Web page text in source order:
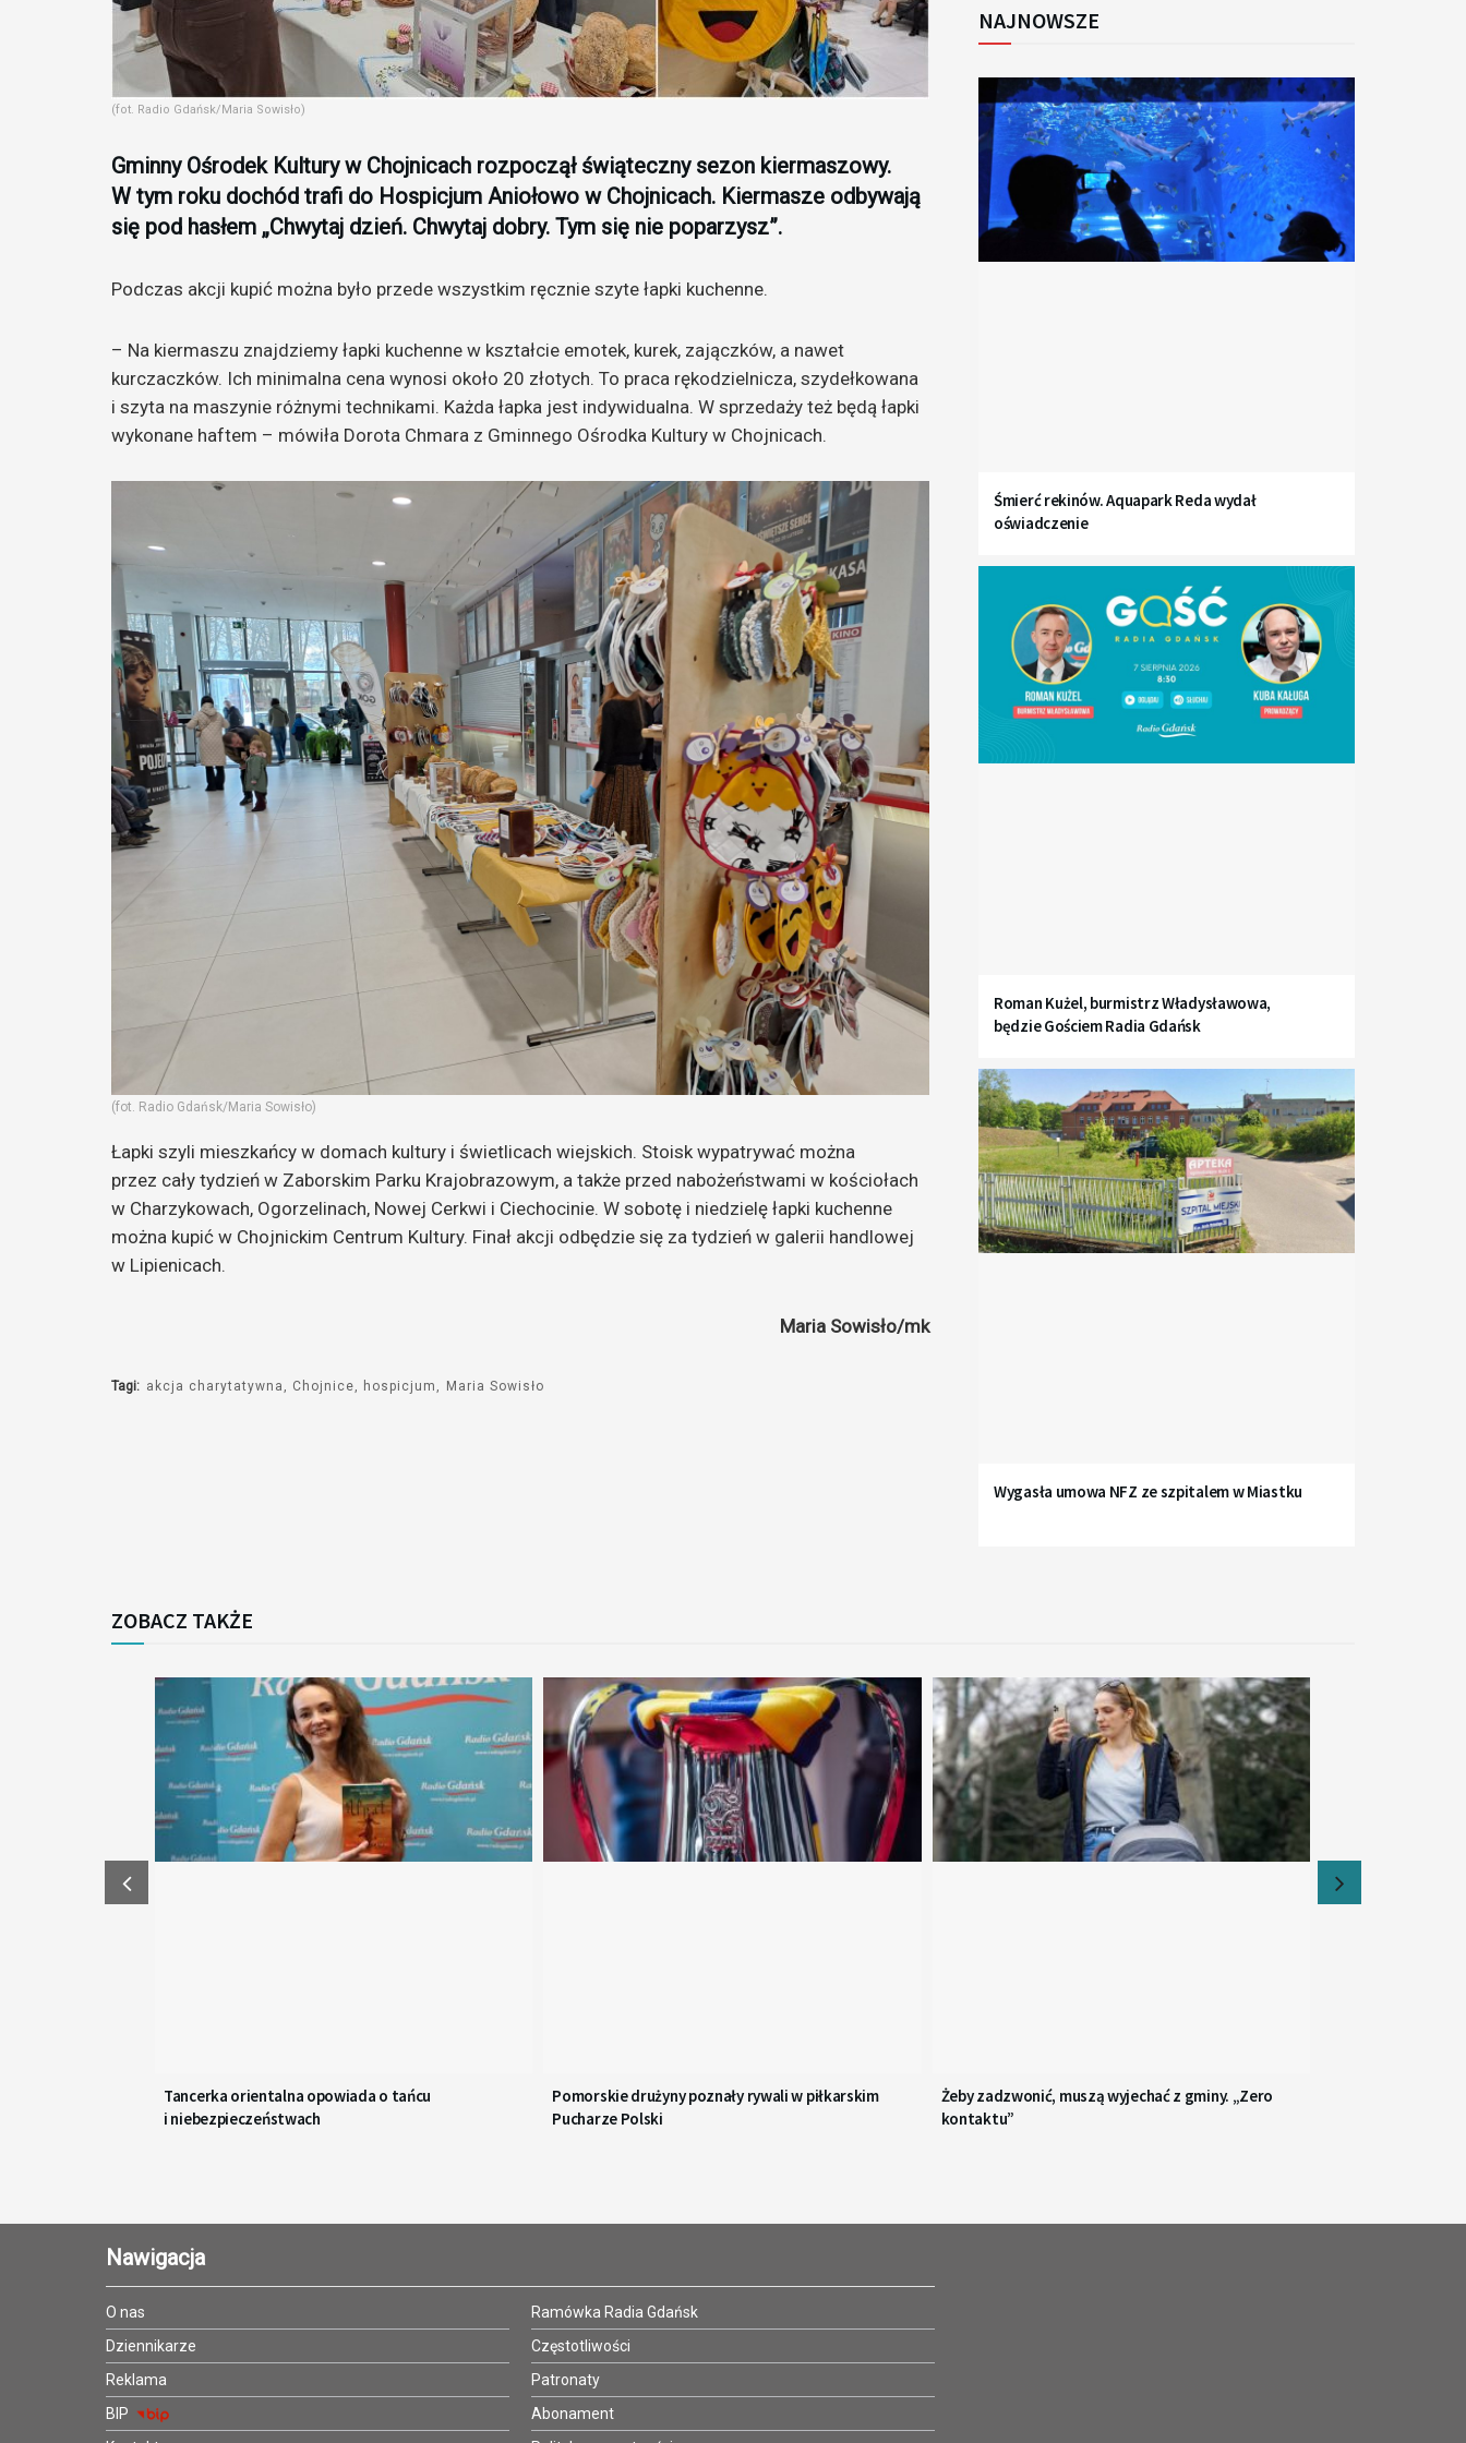
(fot. Radio Gdańsk/Maria Sowisło)
Gminny Ośrodek Kultury w Chojnicach rozpoczął świąteczny sezon kiermaszowy.
W tym roku dochód trafi do Hospicjum Aniołowo w Chojnicach. Kiermasze odbywają
się pod hasłem „Chwytaj dzień. Chwytaj dobry. Tym się nie poparzysz”.
Podczas akcji kupić można było przede wszystkim ręcznie szyte łapki kuchenne.
– Na kiermaszu znajdziemy łapki kuchenne w kształcie emotek, kurek, zajączków, a nawet
kurczaczków. Ich minimalna cena wynosi około 20 złotych. To praca rękodzielnicza, szydełkowana
i szyta na maszynie różnymi technikami. Każda łapka jest indywidualna. W sprzedaży też będą łapki
wykonane haftem – mówiła Dorota Chmara z Gminnego Ośrodka Kultury w Chojnicach.
(fot. Radio Gdańsk/Maria Sowisło)
Łapki szyli mieszkańcy w domach kultury i świetlicach wiejskich. Stoisk wypatrywać można
przez cały tydzień w Zaborskim Parku Krajobrazowym, a także przed nabożeństwami w kościołach
w Charzykowach, Ogorzelinach, Nowej Cerkwi i Ciechocinie. W sobotę i niedzielę łapki kuchenne
można kupić w Chojnickim Centrum Kultury. Finał akcji odbędzie się za tydzień w galerii handlowej
w Lipienicach.
Maria Sowisło/mk
Tagi: akcja charytatywna Chojnice hospicjum Maria Sowisło
NAJNOWSZE
Śmierć rekinów. Aquapark Reda wydał
oświadczenie
Roman Kużel, burmistrz Władysławowa,
będzie Gościem Radia Gdańsk
Wygasła umowa NFZ ze szpitalem w Miastku
ZOBACZ TAKŻE
Tancerka orientalna opowiada o tańcu
i niebezpieczeństwach
Pomorskie drużyny poznały rywali w piłkarskim
Pucharze Polski
Żeby zadzwonić, muszą wyjechać z gminy. „Zero
kontaktu”
Nawigacja
O nas
Dziennikarze
Reklama
BIP
Ramówka Radia Gdańsk
Częstotliwości
Patronaty
Abonament